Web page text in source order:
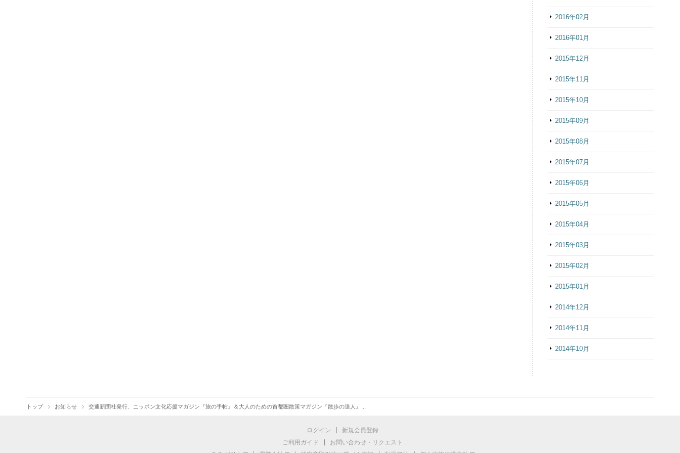
2016年02月
2016年01月
2015年12月
2015年11月
2015年10月
2015年09月
2015年08月
2015年07月
2015年06月
2015年05月
2015年04月
2015年03月
2015年02月
2015年01月
2014年12月
2014年11月
2014年10月
トップ お知らせ 交通新聞社発行、ニッポン文化応援マガジン『旅の手帖』＆大人のための首都圏散策マガジン『散歩の達人』...
ログイン
新規会員登録
ご利用ガイド
お問い合わせ・リクエスト